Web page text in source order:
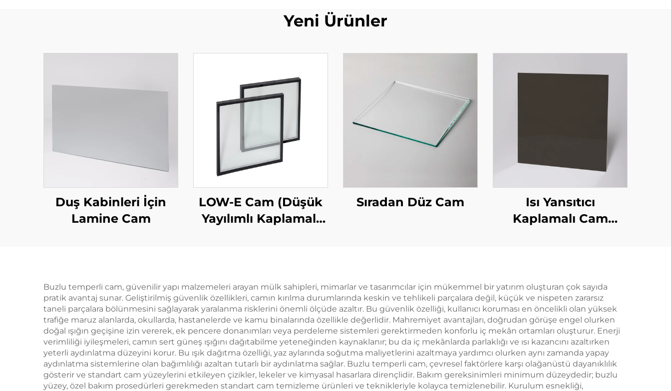
Yeni Ürünler
Duş Kabinleri İçin
Lamine Cam
LOW-E Cam (Düşük
Yayılımlı Kaplamalı
Sıradan Düz Cam
Isı Yansıtıcı
Kaplamalı Cam
Buzlu temperli cam, güvenilir yapı malzemeleri arayan mülk sahipleri, mimarlar ve tasarımcılar için mükemmel bir yatırım oluşturan çok sayıda
pratik avantaj sunar. Geliştirilmiş güvenlik özellikleri, camın kırılma durumlarında keskin ve tehlikeli parçalara değil, küçük ve nispeten zararsız
taneli parçalara bölünmesini sağlayarak yaralanma risklerini önemli ölçüde azaltır. Bu güvenlik özelliği, kullanıcı koruması en öncelikli olan yüksek
trafiğe maruz alanlarda, okullarda, hastanelerde ve kamu binalarında özellikle değerlidir. Mahremiyet avantajları, doğrudan görüşe engel olurken
doğal ışığın geçişine izin vererek, ek pencere donanımları veya perdeleme sistemleri gerektirmeden konforlu iç mekân ortamları oluşturur. Enerji
verimliliği iyileşmeleri, camın sert güneş ışığını dağıtabilme yeteneğinden kaynaklanır; bu da iç mekânlarda parlaklığı ve ısı kazancını azaltırken
yeterli aydınlatma düzeyini korur. Bu ışık dağıtma özelliği, yaz aylarında soğutma maliyetlerini azaltmaya yardımcı olurken aynı zamanda yapay
aydınlatma sistemlerine olan bağımlılığı azaltan tutarlı bir aydınlatma sağlar. Buzlu temperli cam, çevresel faktörlere karşı olağanüstü dayanıklılık
gösterir ve standart cam yüzeylerini etkileyen çizikler, lekeler ve kimyasal hasarlara dirençlidir. Bakım gereksinimleri minimum düzeydedir; buzlu
yüzey, özel bakım prosedürleri gerekmeden standart cam temizleme ürünleri ve teknikleriyle kolayca temizlenebilir. Kurulum esnekliği,